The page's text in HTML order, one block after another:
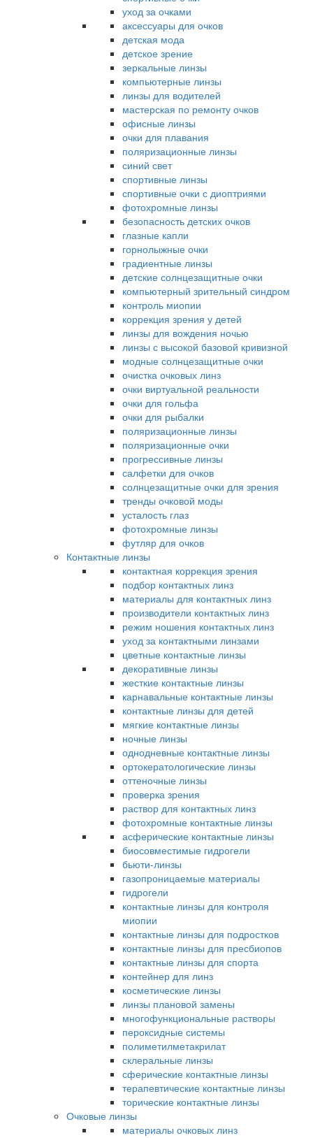
уход за очками
аксессуары для очков
детская мода
детское зрение
зеркальные линзы
компьютерные линзы
линзы для водителей
мастерская по ремонту очков
офисные линзы
очки для плавания
поляризационные линзы
синий свет
спортивные линзы
спортивные очки с диоптриями
фотохромные линзы
безопасность детских очков
глазные капли
горнолыжные очки
градиентные линзы
детские солнцезащитные очки
компьютерный зрительный синдром
контроль миопии
коррекция зрения у детей
линзы для вождения ночью
линзы с высокой базовой кривизной
модные солнцезащитные очки
очистка очковых линз
очки виртуальной реальности
очки для гольфа
очки для рыбалки
поляризационные линзы
поляризационные очки
прогрессивные линзы
салфетки для очков
солнцезащитные очки для зрения
тренды очковой моды
усталость глаз
фотохромные линзы
футляр для очков
Контактные линзы
контактная коррекция зрения
подбор контактных линз
материалы для контактных линз
производители контактных линз
режим ношения контактных линз
уход за контактными линзами
цветные контактные линзы
декоративные линзы
жесткие контактные линзы
карнавальные контактные линзы
контактные линзы для детей
мягкие контактные линзы
ночные линзы
однодневные контактные линзы
ортокератологические линзы
оттеночные линзы
проверка зрения
раствор для контактных линз
фотохромные контактные линзы
асферические контактные линзы
биосовместимые гидрогели
бьюти-линзы
газопроницаемые материалы
гидрогели
контактные линзы для контроля
миопии
контактные линзы для подростков
контактные линзы для пресбиопов
контактные линзы для спорта
контейнер для линз
косметические линзы
линзы плановой замены
многофункциональные растворы
пероксидные системы
полиметилметакрилат
склеральные линзы
сферические контактные линзы
терапевтические контактные линзы
торические контактные линзы
Очковые линзы
материалы очковых линз